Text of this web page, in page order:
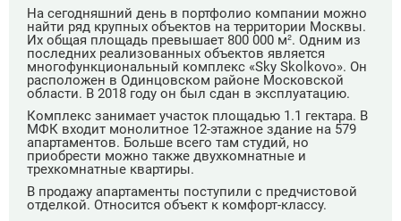
На сегодняшний день в портфолио компании можно
найти ряд крупных объектов на территории Москвы.
Их общая площадь превышает 800 000 м². Одним из
последних реализованных объектов является
многофункциональный комплекс «Sky Skolkovo». Он
расположен в Одинцовском районе Московской
области. В 2018 году он был сдан в эксплуатацию.
Комплекс занимает участок площадью 1.1 гектара. В
МФК входит монолитное 12-этажное здание на 579
апартаментов. Больше всего там студий, но
приобрести можно также двухкомнатные и
трехкомнатные квартиры.
В продажу апартаменты поступили с предчистовой
отделкой. Относится объект к комфорт-классу.